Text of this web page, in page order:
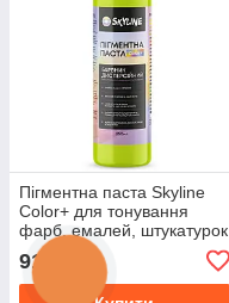
Пігментна паста Skyline
Color+ для тонування
фарб, емалей, штукатурок
01 Лимонний 250 мл
91